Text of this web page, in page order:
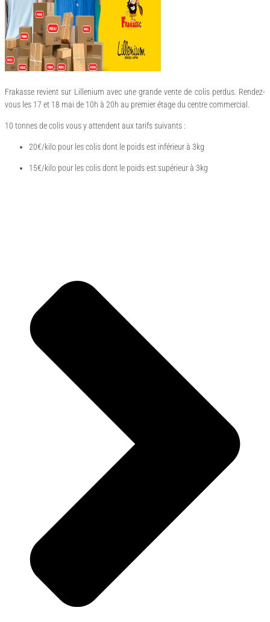
Frakasse revient sur Lillenium avec une grande vente de colis perdus. Rendez-
vous les 17 et 18 mai de 10h à 20h au premier étage du centre commercial.
10 tonnes de colis vous y attendent aux tarifs suivants :
20€/kilo pour les colis dont le poids est inférieur à 3kg
15€/kilo pour les colis dont le poids est supérieur à 3kg